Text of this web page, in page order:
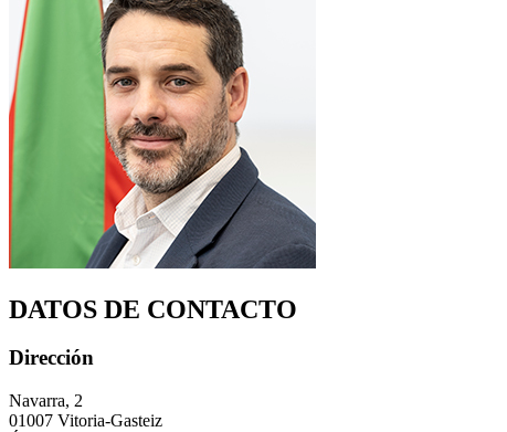
DATOS DE CONTACTO
Dirección
Navarra, 2
01007 Vitoria-Gasteiz